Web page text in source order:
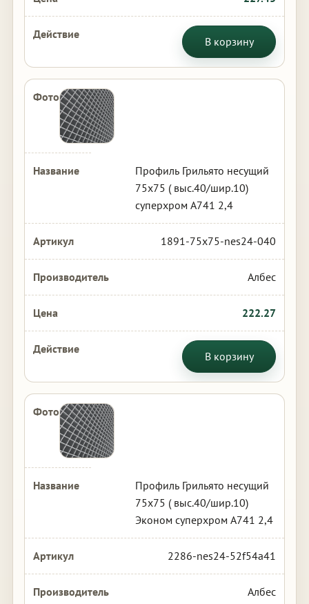
В корзину
Профиль Грильято несущий
75х75 ( выс.40/шир.10)
суперхром А741 2,4
1891-75x75-nes24-040
Албес
222.27
В корзину
Профиль Грильято несущий
75х75 ( выс.40/шир.10)
Эконом суперхром А741 2,4
2286-nes24-52f54a41
Албес